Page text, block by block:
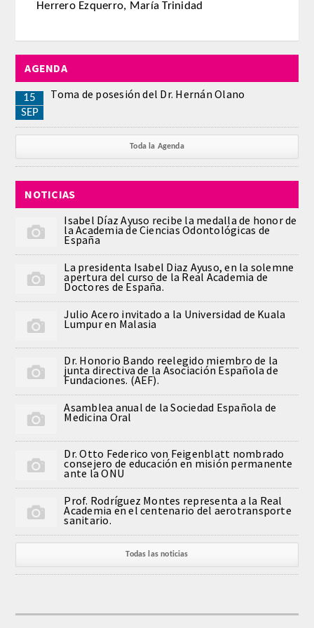
ACADEMICOS
SECCIONES
CIENCIAS BASICAS MEDICAS
AFINES A LA ODONTOLOGIA
MEDICO-JURIDICAS
PREVENCION,PROMOCION DE LA
SALUD Y GESTION NUEVAS
TECNOLOGIAS SANITARIAS
ESTOMATOLOGIA MEDICO-
QUIRURGICA
ODONTOLOGIA CONSERVADORA
ORTOGNATIA
Alfabético
Número de Medalla
CORRESPONDIENTES
SUPERNUMERARIOS
Herrero Ezquerro, María Trinidad
AGENDA
15
SEP
Toma de posesión del Dr. Hernán Olano
Toda la Agenda
NOTICIAS
Isabel Díaz Ayuso recibe la medalla de honor de
la Academia de Ciencias Odontológicas de
España
La presidenta Isabel Diaz Ayuso, en la solemne
apertura del curso de la Real Academia de
Doctores de España.
Julio Acero invitado a la Universidad de Kuala
Lumpur en Malasia
Dr. Honorio Bando reelegido miembro de la
junta directiva de la Asociación Española de
Fundaciones. (AEF).
Asamblea anual de la Sociedad Española de
Medicina Oral
Dr. Otto Federico von Feigenblatt nombrado
consejero de educación en misión permanente
ante la ONU
Prof. Rodríguez Montes representa a la Real
Academia en el centenario del aerotransporte
sanitario.
Todas las noticias